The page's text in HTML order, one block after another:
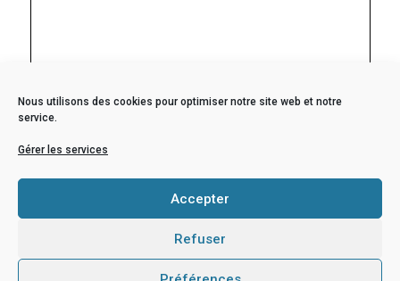
Nous utilisons des cookies pour optimiser notre site web et notre
service.
Gérer les services
Accepter
Refuser